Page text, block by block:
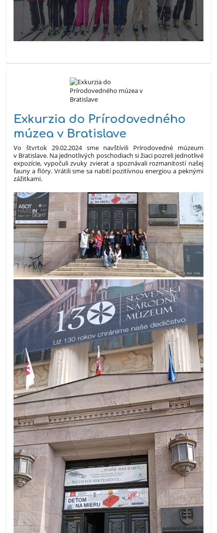
Exkurzia do Prírodovedného
múzea v Bratislave
Vo štvrtok 29.02.2024 sme navštívili Prírodovedné múzeum
v Bratislave. Na jednotlivých poschodiach si žiaci pozreli jednotlivé
expozície, vypočuli zvuky zvierat a spoznávali rozmanitostí našej
fauny a flóry. Vrátili sme sa nabití pozitívnou energiou a peknými
zážitkami.